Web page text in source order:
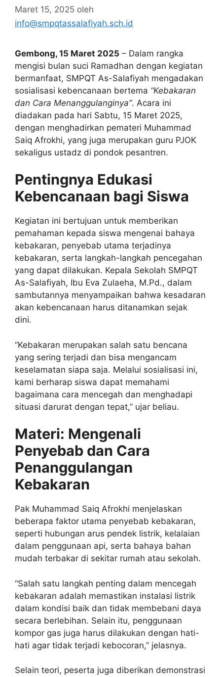
Maret 15, 2025 oleh
info@smpqtassalafiyah.sch.id
Gembong, 15 Maret 2025 – Dalam rangka
mengisi bulan suci Ramadhan dengan kegiatan
bermanfaat, SMPQT As-Salafiyah mengadakan
sosialisasi kebencanaan bertema “Kebakaran
dan Cara Menanggulanginya”. Acara ini
diadakan pada hari Sabtu, 15 Maret 2025,
dengan menghadirkan pemateri Muhammad
Saiq Afrokhi, yang juga merupakan guru PJOK
sekaligus ustadz di pondok pesantren.
Pentingnya Edukasi
Kebencanaan bagi Siswa
Kegiatan ini bertujuan untuk memberikan
pemahaman kepada siswa mengenai bahaya
kebakaran, penyebab utama terjadinya
kebakaran, serta langkah-langkah pencegahan
yang dapat dilakukan. Kepala Sekolah SMPQT
As-Salafiyah, Ibu Eva Zulaeha, M.Pd., dalam
sambutannya menyampaikan bahwa kesadaran
akan kebencanaan harus ditanamkan sejak
dini.
“Kebakaran merupakan salah satu bencana
yang sering terjadi dan bisa mengancam
keselamatan siapa saja. Melalui sosialisasi ini,
kami berharap siswa dapat memahami
bagaimana cara mencegah dan menghadapi
situasi darurat dengan tepat,” ujar beliau.
Materi: Mengenali
Penyebab dan Cara
Penanggulangan
Kebakaran
Pak Muhammad Saiq Afrokhi menjelaskan
beberapa faktor utama penyebab kebakaran,
seperti hubungan arus pendek listrik, kelalaian
dalam penggunaan api, serta bahaya bahan
mudah terbakar di sekitar rumah atau sekolah.
“Salah satu langkah penting dalam mencegah
kebakaran adalah memastikan instalasi listrik
dalam kondisi baik dan tidak membebani daya
secara berlebihan. Selain itu, penggunaan
kompor gas juga harus dilakukan dengan hati-
hati agar tidak terjadi kebocoran,” jelasnya.
Selain teori, peserta juga diberikan demonstrasi